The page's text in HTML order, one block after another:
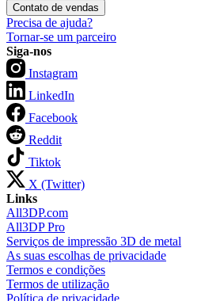
Contato de vendas
Precisa de ajuda?
Tornar-se um parceiro
Siga-nos
Instagram
LinkedIn
Facebook
Reddit
Tiktok
X (Twitter)
Links
All3DP.com
All3DP Pro
Serviços de impressão 3D de metal
As suas escolhas de privacidade
Termos e condições
Termos de utilização